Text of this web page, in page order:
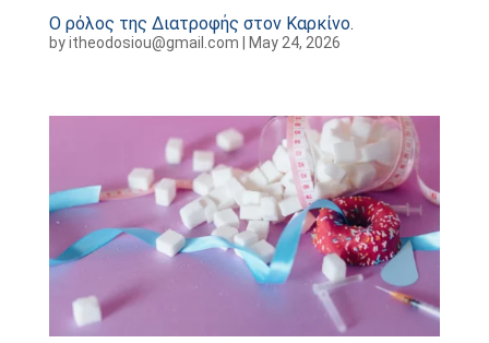
Ο ρόλος της Διατροφής στον Καρκίνο.
byitheodosiou@gmail.com May 24, 2026